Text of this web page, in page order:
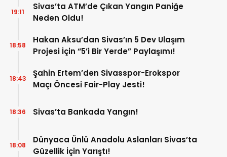
Sivas’ta ATM’de Çıkan Yangın Paniğe
Neden Oldu!
19:11
Hakan Aksu’dan Sivas’ın 5 Dev Ulaşım
Projesi İçin “5’i Bir Yerde” Paylaşımı!
18:58
Şahin Ertem’den Sivasspor-Erokspor
Maçı Öncesi Fair-Play Jesti!
18:43
Sivas’ta Bankada Yangın!
18:36
Dünyaca Ünlü Anadolu Aslanları Sivas’ta
Güzellik İçin Yarıştı!
18:08